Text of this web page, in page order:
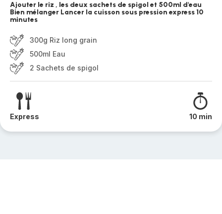
Ajouter le riz , les deux sachets de spigol et 500ml d'eau
Bien mélanger Lancer la cuisson sous pression express 10
minutes
300g Riz long grain
500ml Eau
2 Sachets de spigol
Express 10 min